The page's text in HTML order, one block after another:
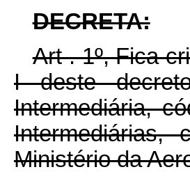
DECRETA:
Art . 1º, Fica
I deste
Intermediária,
Intermediárias,
Ministério da